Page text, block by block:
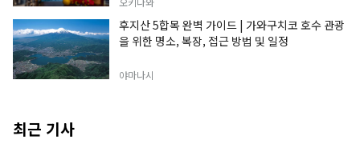
후지산 5합목 완벽 가이드 | 가와구치코 호수 관광
을 위한 명소, 복장, 접근 방법 및 일정
야마나시
최근 기사